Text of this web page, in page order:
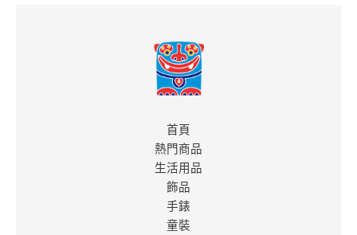
首頁
熱門商品
生活用品
飾品
手錶
童裝